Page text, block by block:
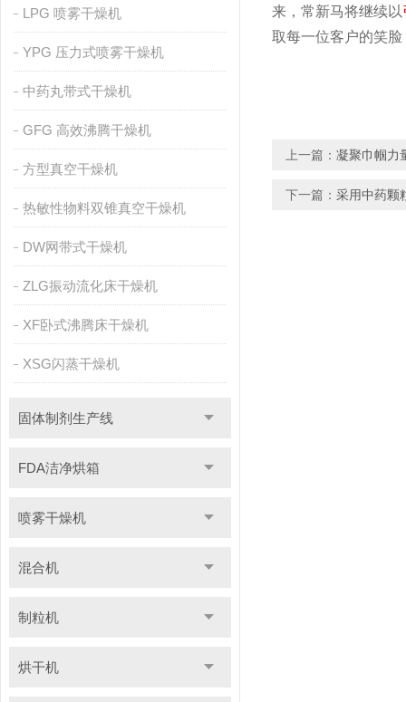
LPG 喷雾干燥机
YPG 压力式喷雾干燥机
中药丸带式干燥机
GFG 高效沸腾干燥机
方型真空干燥机
热敏性物料双锥真空干燥机
DW网带式干燥机
ZLG振动流化床干燥机
XF卧式沸腾床干燥机
XSG闪蒸干燥机
固体制剂生产线
FDA洁净烘箱
喷雾干燥机
混合机
制粒机
烘干机
来，常新马将继续以
取每一位客户的笑
上一篇： 凝聚巾帼力
下一篇： 采用中药颗